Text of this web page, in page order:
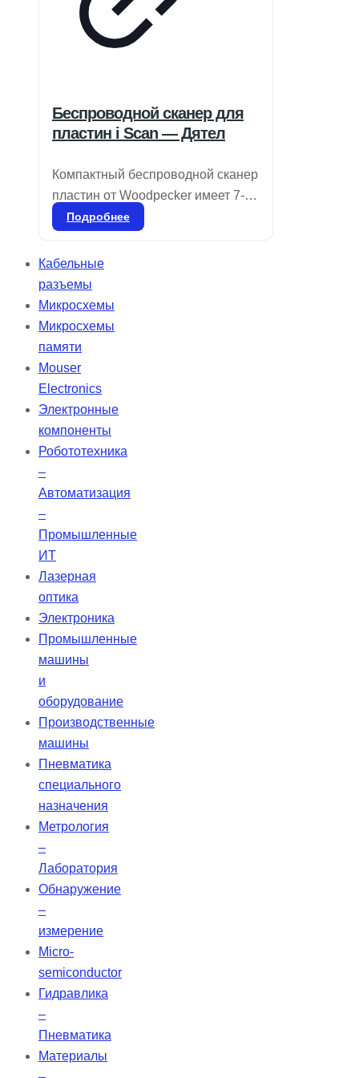
Беспроводной сканер для
пластин i Scan — Дятел
Компактный беспроводной сканер
пластин от Woodpecker имеет 7-
дюймовый сенсорный экран с
продвинутую технологию
лазерного сканирования с
разрешением 25 мкм, что
обеспечивает четкость и
плавность изображений для
точной диагностики. Ультратонкие
пластины толщиной 0,4 мм,
которые можно использовать
более 1000 раз, отличаются
мягкостью по сравнению с
Подробнее
Кабельные
разъемы
Микросхемы
Микросхемы
памяти
Mouser
Electronics
Электронные
компоненты
Робототехника
–
Автоматизация
–
Промышленные
ИТ
Лазерная
оптика
Электроника
Промышленные
машины
и
оборудование
Производственные
машины
Пневматика
специального
назначения
Метрология
–
Лаборатория
Обнаружение
–
измерение
Micro-
semiconductor
Гидравлика
–
Пневматика
Материалы